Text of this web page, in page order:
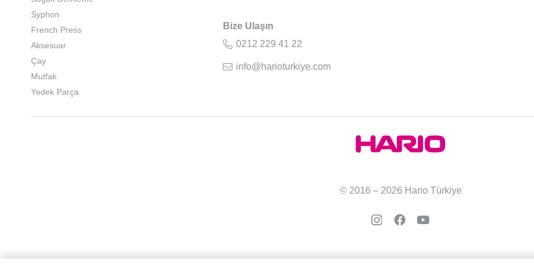
Syphon
French Press
Aksesuar
Çay
Mutfak
Yedek Parça
Bize Ulaşın
0212 229 41 22
info@harioturkiye.com
© 2016 – 2026 Hario Türkiye